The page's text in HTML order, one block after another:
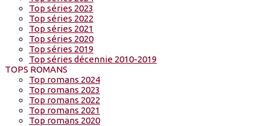
Top séries 2023
Top séries 2022
Top séries 2021
Top séries 2020
Top séries 2019
Top séries décennie 2010-2019
TOPS ROMANS
Top romans 2024
Top romans 2023
Top romans 2022
Top romans 2021
Top romans 2020